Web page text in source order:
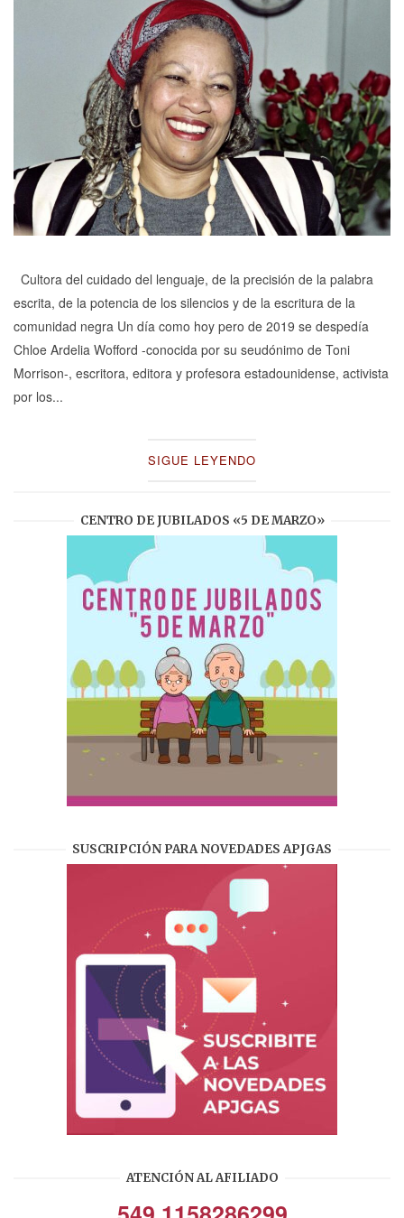
Cultora del cuidado del lenguaje, de la precisión de la palabra
escrita, de la potencia de los silencios y de la escritura de la
comunidad negra Un día como hoy pero de 2019 se despedía
Chloe Ardelia Wofford -conocida por su seudónimo de Toni
Morrison-, escritora, editora y profesora estadounidense, activista
por los...
SIGUE LEYENDO
CENTRO DE JUBILADOS «5 DE MARZO»
SUSCRIPCIÓN PARA NOVEDADES APJGAS
ATENCIÓN AL AFILIADO